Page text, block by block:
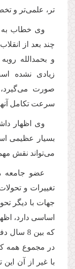
تر، علمی‌تر و
وی خطاب به
چند بعد از
و بحمدالله
زیادی نشده
صورت می‌گیرد،
سرعت تكامل
وی اظهار
بسیار عظیمی
می‌تواند نقش
عضو جامعه
تغییرات و
جهات با دیگر
اساسی دارد،
كه بین
در مجموع همه
با غیر از آن